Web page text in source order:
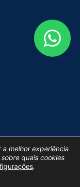
melhor experiência
quais cookies
.